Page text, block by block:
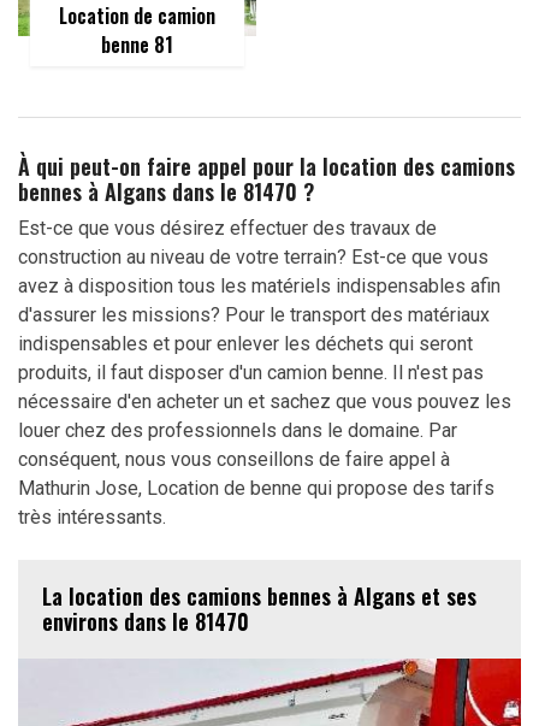
Location de camion
benne 81
À qui peut-on faire appel pour la location des camions
bennes à Algans dans le 81470 ?
Est-ce que vous désirez effectuer des travaux de
construction au niveau de votre terrain? Est-ce que vous
avez à disposition tous les matériels indispensables afin
d'assurer les missions? Pour le transport des matériaux
indispensables et pour enlever les déchets qui seront
produits, il faut disposer d'un camion benne. Il n'est pas
nécessaire d'en acheter un et sachez que vous pouvez les
louer chez des professionnels dans le domaine. Par
conséquent, nous vous conseillons de faire appel à
Mathurin Jose, Location de benne qui propose des tarifs
très intéressants.
La location des camions bennes à Algans et ses
environs dans le 81470